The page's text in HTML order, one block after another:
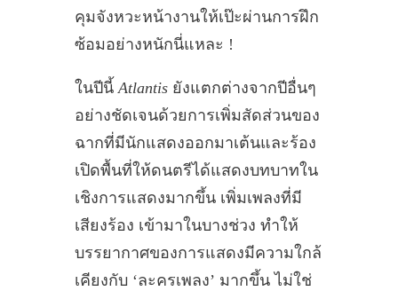
คุมจังหวะหน้างานให้เป๊ะผ่านการฝึก
ซ้อมอย่างหนักนี่แหละ !
ในปีนี้Atlantis ยังแตกต่างจากปีอื่นๆ
อย่างชัดเจนด้วยการเพิ่มสัดส่วนของ
ฉากที่มีนักแสดงออกมาเต้นและร้อง
เปิดพื้นที่ให้ดนตรีได้แสดงบทบาทใน
เชิงการแสดงมากขึ้น เพิ่มเพลงที่มี
เสียงร้อง เข้ามาในบางช่วง ทำให้
บรรยากาศของการแสดงมีความใกล้
เคียงกับ ‘ละครเพลง’ มากขึ้น ไม่ใช่